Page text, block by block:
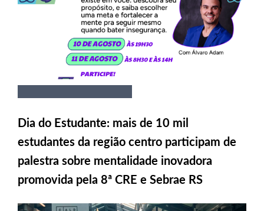
Dia do Estudante: mais de 10 mil
estudantes da região centro participam de
palestra sobre mentalidade inovadora
promovida pela 8ª CRE e Sebrae RS